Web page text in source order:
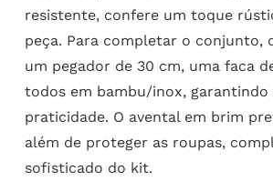
resistente, confere um toque
peça. Para completar o conjunto,
um pegador de 30 cm, uma faca
todos em bambu/inox, garantindo
praticidade. O avental em brim
além de proteger as roupas,
sofisticado do kit.